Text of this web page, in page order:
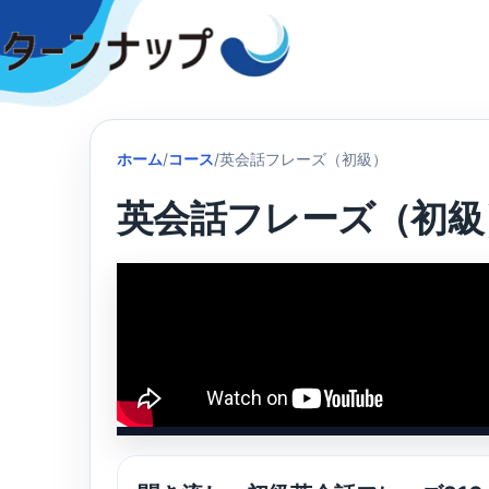
to
content
ホーム/コース/英会話フレーズ（初級）
英会話フレーズ（初